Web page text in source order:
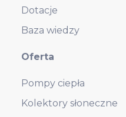
Dotacje
Baza wiedzy
Oferta
Pompy ciepła
Kolektory słoneczne